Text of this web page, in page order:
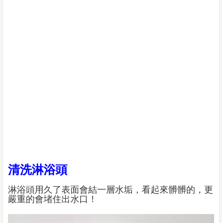
清洗淋浴頭
淋浴頭用久了表面會結一層水垢，看起來髒髒的，更
嚴重的會堵住出水口！